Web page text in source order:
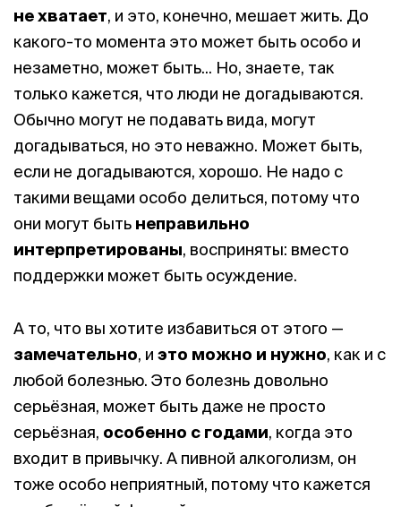
не хватает, и это, конечно, мешает жить. До
какого-то момента это может быть особо и
незаметно, может быть... Но, знаете, так
только кажется, что люди не догадываются.
Обычно могут не подавать вида, могут
догадываться, но это неважно. Может быть,
если не догадываются, хорошо. Не надо с
такими вещами особо делиться, потому что
они могут быть неправильно
интерпретированы, восприняты: вместо
поддержки может быть осуждение.
А то, что вы хотите избавиться от этого —
замечательно, и это можно и нужно, как и с
любой болезнью. Это болезнь довольно
серьёзная, может быть даже не просто
серьёзная, особенно с годами, когда это
входит в привычку. А пивной алкоголизм, он
тоже особо неприятный, потому что кажется